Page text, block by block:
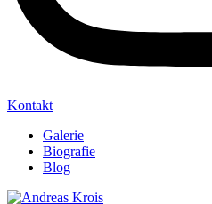
Kontakt
Galerie
Biografie
Blog